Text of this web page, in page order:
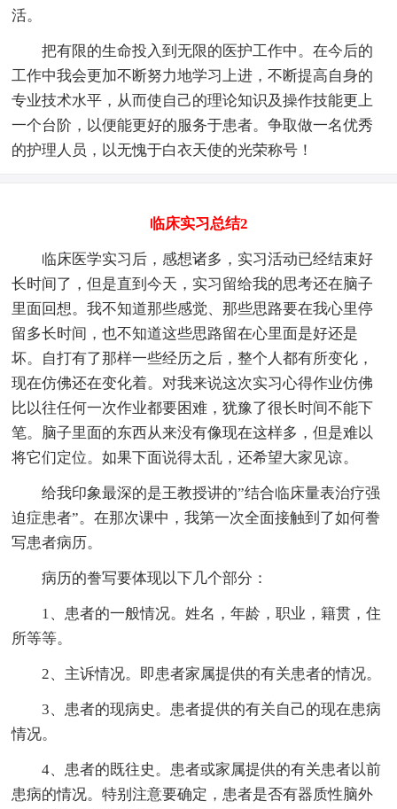
活。
把有限的生命投入到无限的医护工作中。在今后的
工作中我会更加不断努力地学习上进，不断提高自身的
专业技术水平，从而使自己的理论知识及操作技能更上
一个台阶，以便能更好的服务于患者。争取做一名优秀
的护理人员，以无愧于白衣天使的光荣称号！
临床实习总结2
临床医学实习后，感想诸多，实习活动已经结束好
长时间了，但是直到今天，实习留给我的思考还在脑子
里面回想。我不知道那些感觉、那些思路要在我心里停
留多长时间，也不知道这些思路留在心里面是好还是
坏。自打有了那样一些经历之后，整个人都有所变化，
现在仿佛还在变化着。对我来说这次实习心得作业仿佛
比以往任何一次作业都要困难，犹豫了很长时间不能下
笔。脑子里面的东西从来没有像现在这样多，但是难以
将它们定位。如果下面说得太乱，还希望大家见谅。
给我印象最深的是王教授讲的”结合临床量表治疗强
迫症患者”。在那次课中，我第一次全面接触到了如何誊
写患者病历。
病历的誊写要体现以下几个部分：
1、患者的一般情况。姓名，年龄，职业，籍贯，住
所等等。
2、主诉情况。即患者家属提供的有关患者的情况。
3、患者的现病史。患者提供的有关自己的现在患病
情况。
4、患者的既往史。患者或家属提供的有关患者以前
患病的情况。特别注意要确定，患者是否有器质性脑外